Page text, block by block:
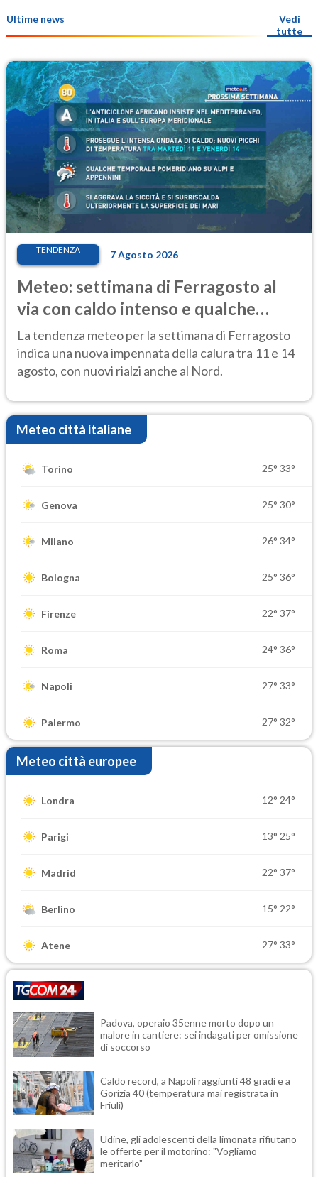
Ultime news
Vedi
tutte
TENDENZA 7 Agosto 2026
Meteo: settimana di Ferragosto al
via con caldo intenso e qualche
temporale
La tendenza meteo per la settimana di Ferragosto
indica una nuova impennata della calura tra 11 e 14
agosto, con nuovi rialzi anche al Nord.
Meteo città italiane
Torino 25° 33°
Genova 25° 30°
Milano 26° 34°
Bologna 25° 36°
Firenze 22° 37°
Roma 24° 36°
Napoli 27° 33°
Palermo 27° 32°
Meteo città europee
Londra 12° 24°
Parigi 13° 25°
Madrid 22° 37°
Berlino 15° 22°
Atene 27° 33°
Padova, operaio 35enne morto dopo un
malore in cantiere: sei indagati per omissione
di soccorso
Caldo record, a Napoli raggiunti 48 gradi e a
Gorizia 40 (temperatura mai registrata in
Friuli)
Udine, gli adolescenti della limonata rifiutano
le offerte per il motorino: "Vogliamo
meritarlo"